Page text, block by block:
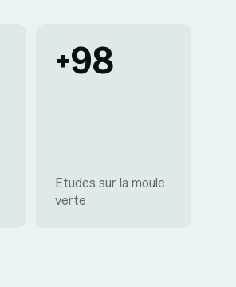
+98
Etudes sur la moule
verte